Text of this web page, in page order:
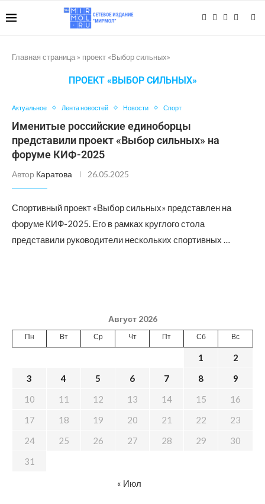
Главная страница » проект «Выбор сильных»
ПРОЕКТ «ВЫБОР СИЛЬНЫХ»
Актуальное Лента новостей Новости Спорт
Именитые российские единоборцы
представили проект «Выбор сильных» на
форуме КИФ-2025
Автор Каратова 26.05.2025
Спортивный проект «Выбор сильных» представлен на
форуме КИФ-2025. Его в рамках круглого стола
представили руководители нескольких спортивных …
Август 2026
Пн Вт Ср Чт Пт Сб Вс
1
2
3
4 5 6 7 8
9
10
11 12 13 14 15
16
17
18 19 20 21 22
23
24
25 26 27 28 29
30
31
« Июл